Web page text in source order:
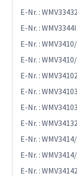
E-Nr. :
E-Nr. :
E-Nr. :
E-Nr. :
E-Nr. :
E-Nr. :
E-Nr. :
E-Nr. :
E-Nr. :
E-Nr. :
E-Nr. :